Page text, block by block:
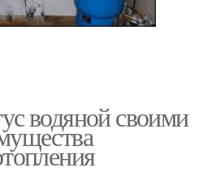
водяной своими